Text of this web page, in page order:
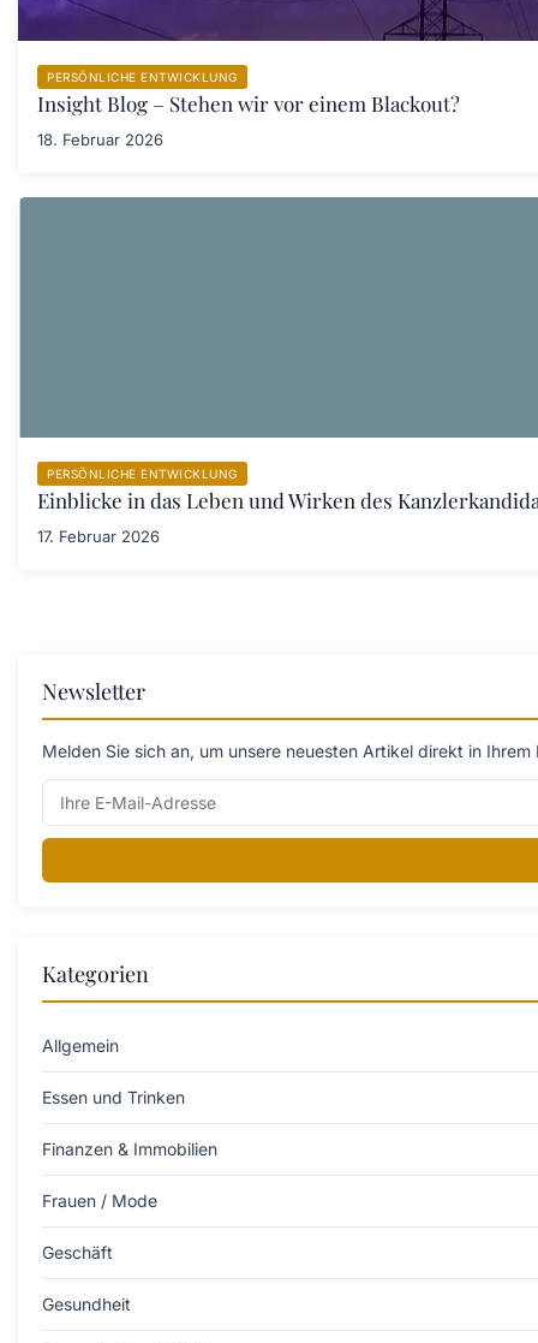
PERSÖNLICHE ENTWICKLUNG
Insight Blog – Stehen wir vor einem Blackout?
18. Februar 2026
PERSÖNLICHE ENTWICKLUNG
Einblicke in das Leben und Wirken des
17. Februar 2026
Newsletter
Melden Sie sich an, um unsere neuesten Artikel direkt in
Kategorien
Allgemein
Essen und Trinken
Finanzen & Immobilien
Frauen / Mode
Geschäft
Gesundheit